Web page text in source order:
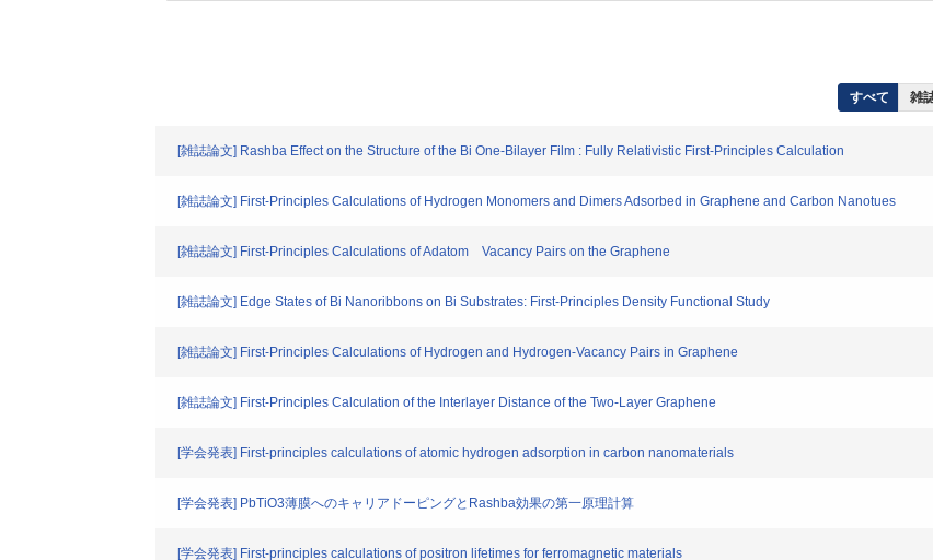
すべて 雑
[雑誌論文] Rashba Effect on the Structure of the Bi One-Bilayer Film : Fully Relativistic First-Principles Calculation
[雑誌論文] First-Principles Calculations of Hydrogen Monomers and Dimers Adsorbed in Graphene and Carbon Nanotues
[雑誌論文] First-Principles Calculations of Adatom Vacancy Pairs on the Graphene
[雑誌論文] Edge States of Bi Nanoribbons on Bi Substrates: First-Principles Density Functional Study
[雑誌論文] First-Principles Calculations of Hydrogen and Hydrogen-Vacancy Pairs in Graphene
[雑誌論文] First-Principles Calculation of the Interlayer Distance of the Two-Layer Graphene
[学会発表] First-principles calculations of atomic hydrogen adsorption in carbon nanomaterials
[学会発表] PbTiO3薄膜へのキャリアドーピングとRashba効果の第一原理計算
[学会発表] First-principles calculations of positron lifetimes for ferromagnetic materials